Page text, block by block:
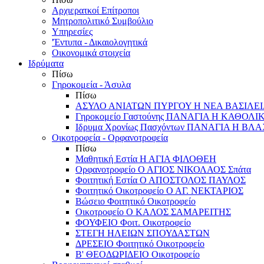
Αρχιερατκοί Επίτροποι
Μητροπολιτικό Συμβούλιο
Υπηρεσίες
'Έντυπα - Δικαιολογητικά
Οικονομικά στοιχεία
Ιδρύματα
Πίσω
Γηροκομεία - Άσυλα
Πίσω
ΑΣΥΛΟ ΑΝΙΑΤΩΝ ΠΥΡΓΟΥ Η ΝΕΑ
Γηροκομείο Γαστούνης ΠΑΝΑΓΙΑ Η
Ιδρυμα Χρονίως Πασχόντων ΠΑΝΑΓΙΑ Η
Οικοτροφεία - Ορφανοτροφεία
Πίσω
Μαθητική Εστία Η ΑΓΙΑ ΦΙΛΟΘΕΗ
Ορφανοτροφείο Ο ΑΓΙΟΣ ΝΙΚΟΛΑΟΣ Σπάτα
Φοιτητική Εστία Ο ΑΠΟΣΤΟΛΟΣ ΠΑΥΛΟΣ
Φοιτητικό Οικοτροφείο Ο ΑΓ. ΝΕΚΤΑΡΙΟΣ
Βώσειο Φοιτητικό Οικοτροφείο
Οικοτροφείο Ο ΚΑΛΟΣ ΣΑΜΑΡΕΙΤΗΣ
ΦΟΥΦΕΙΟ Φοιτ. Οικοτροφείο
ΣΤΕΓΗ ΗΛΕΙΩΝ ΣΠΟΥΔΑΣΤΩΝ
ΔΡΕΣΕΙΟ Φοιτητικό Οικοτροφείο
Β' ΘΕΟΔΩΡΙΔΕΙΟ Οικοτροφείο